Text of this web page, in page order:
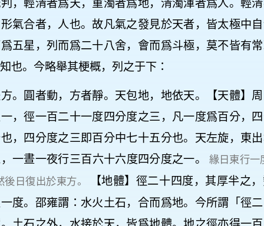
氣合者，人也。故凡氣之發見於天者，皆太極中
五星，列而爲二十八舍，會而爲斗極，莫不皆有
也。今略舉其梗概，列之于下：
。圓者動，方者靜。天包地，地依天。【天體】
，徑一百二十一度四分度之三，凡一度爲百分，
，四分度之三即百分中七十五分也。天左旋，東
一晝一夜行三百六十六度四分度之一。
緣日東行一
日復出於東方。
【地體】徑二十四度，其厚半之
度。邵雍謂：水火土石，合而爲地。今所謂「徑
土石之外，水接於天，皆爲地體。地之徑亦得一